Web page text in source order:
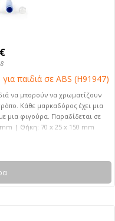
παιδιά σε ABS (H91947)
να μπορούν να χρωματίζουν
Κάθε μαρκαδόρος έχει μια
μια φιγούρα. Παραδίδεται σε
| Θήκη: 70 x 25 x 150 mm